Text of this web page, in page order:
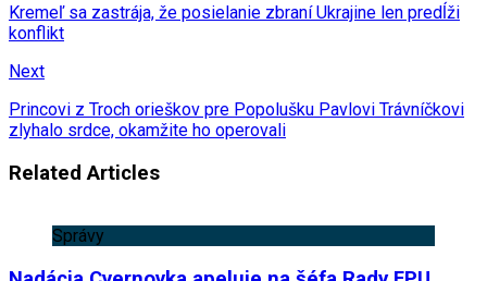
Kremeľ sa zastrája, že posielanie zbraní Ukrajine len predĺži
konflikt
Next
Princovi z Troch orieškov pre Popolušku Pavlovi Trávníčkovi
zlyhalo srdce, okamžite ho operovali
Related Articles
Správy